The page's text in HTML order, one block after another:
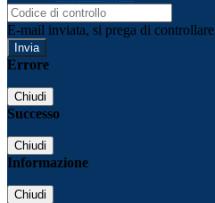
E-mail inviata, si prega di
Errore
Chiudi
Successo
Chiudi
Informazione
Chiudi